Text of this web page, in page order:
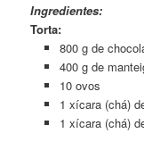
Ingredientes:
Torta:
800 g de
400 g de
10 ovos
1 xícara (chá)
1 xícara (chá)